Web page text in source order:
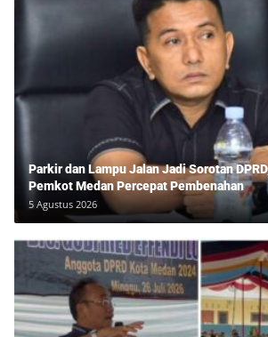
Parkir dan Lampu Jalan Jadi Sorotan
Pemkot Medan Percepat Pembenahan
5 Agustus 2026